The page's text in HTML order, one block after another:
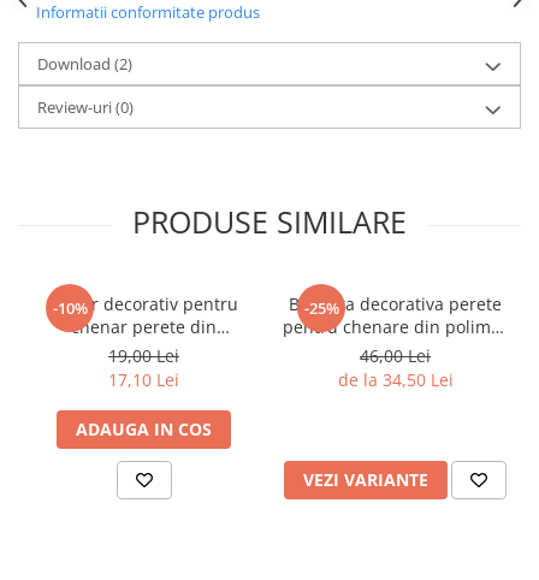
Informatii conformitate produs
Download (2)
Review-uri(0)
PRODUSE SIMILARE
-10%
Coltar decorativ pentru
chenar perete din
poliuretan 10.7 x 10.7 cm -
HCR502-3
19,00 Lei
17,10 Lei
ADAUGA IN COS
-25%
Bagheta decorativa perete
pentru chenare din polimer
rigid 3.2 x 1.6 cm - HCR502
46,00 Lei
de la 34,50 Lei
VEZI VARIANTE